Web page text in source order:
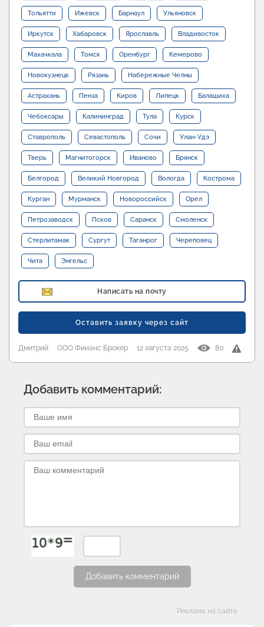
Тольятти Ижевск Барнаул Ульяновск
Иркутск Хабаровск Ярославль Владивосток
Махачкала Томск Оренбург Кемерово
Новокузнецк Рязань Набережные Челны
Астрахань Пенза Киров Липецк Балашиха
Чебоксары Калининград Тула Курск
Ставрополь Севастополь Сочи Улан-Удэ
Тверь Магнитогорск Иваново Брянск
Белгород Великий Новгород Вологда Кострома
Курган Мурманск Новороссийск Орел
Петрозаводск Псков Саранск Смоленск
Стерлитамак Сургут Таганрог Череповец
Чита Энгельс
Написать на почту
Оставить заявку через сайт
Дмитрий ООО Финанс Брокер 12 августа 2025 80
Добавить комментарий:
Добавить комментарий
Реклама на сайте